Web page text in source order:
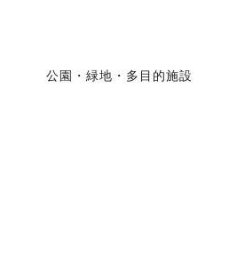
公園・緑地・多目的施設